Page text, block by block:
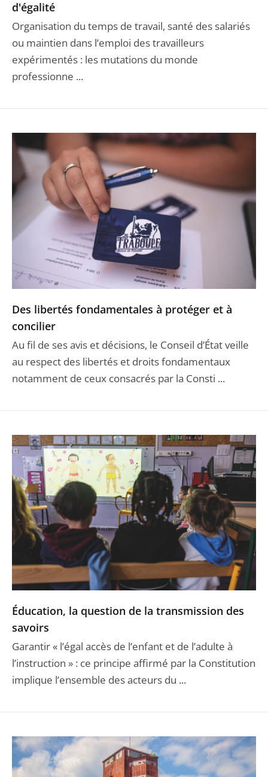
d'égalité
Organisation du temps de travail, santé des salariés
ou maintien dans l’emploi des travailleurs
expérimentés : les mutations du monde
professionne ...
Des libertés fondamentales à protéger et à
concilier
Au fil de ses avis et décisions, le Conseil d’État veille
au respect des libertés et droits fondamentaux
notamment de ceux consacrés par la Consti ...
Éducation, la question de la transmission des
savoirs
Garantir « l’égal accès de l’enfant et de l’adulte à
l’instruction » : ce principe affirmé par la Constitution
implique l’ensemble des acteurs du ...